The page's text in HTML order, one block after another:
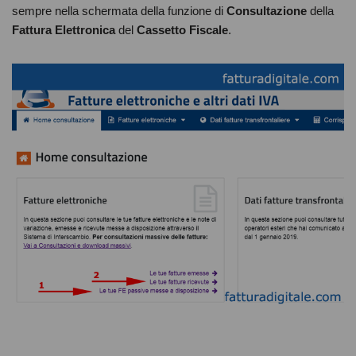
sempre nella schermata della funzione di Consultazione della
Fattura Elettronica del Cassetto Fiscale.